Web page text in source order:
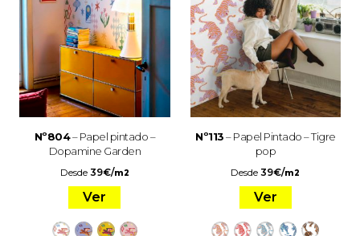
Nº804– Papel pintado –
Dopamine Garden
Desde 39€/m2
Ver
Nº113– Papel Pintado – Tigre
pop
Desde39€/m2
Ver